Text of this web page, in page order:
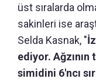
üst sıralarda
sakinleri ise
Selda Kasnak, "
ediyor.
simidini 6'ncı